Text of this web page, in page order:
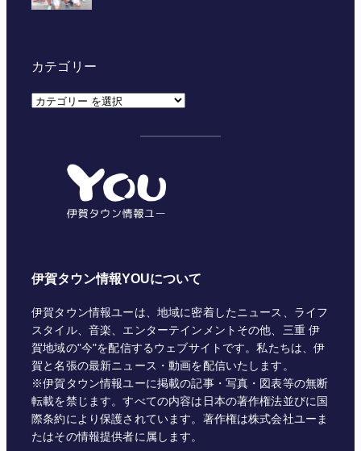
カテゴリー
カ
伊賀タウン情報YOUについて
伊賀タウン情報ユーは、地域に密着したニュース、ライフ
スタイル、音楽、エンターテインメントその他、三重 伊
賀地域の"今"を配信するウェブサイトです。私たちは、伊
賀と名張の最新ニュース・動画を配信いたします。
※伊賀タウン情報ユーに掲載の記事・写真・図表等の無断
転載を禁じます。すべての内容は日本の著作権法並びに国
際条約により保護されています。著作権は株式会社ユーま
たはその情報提供者に属します。